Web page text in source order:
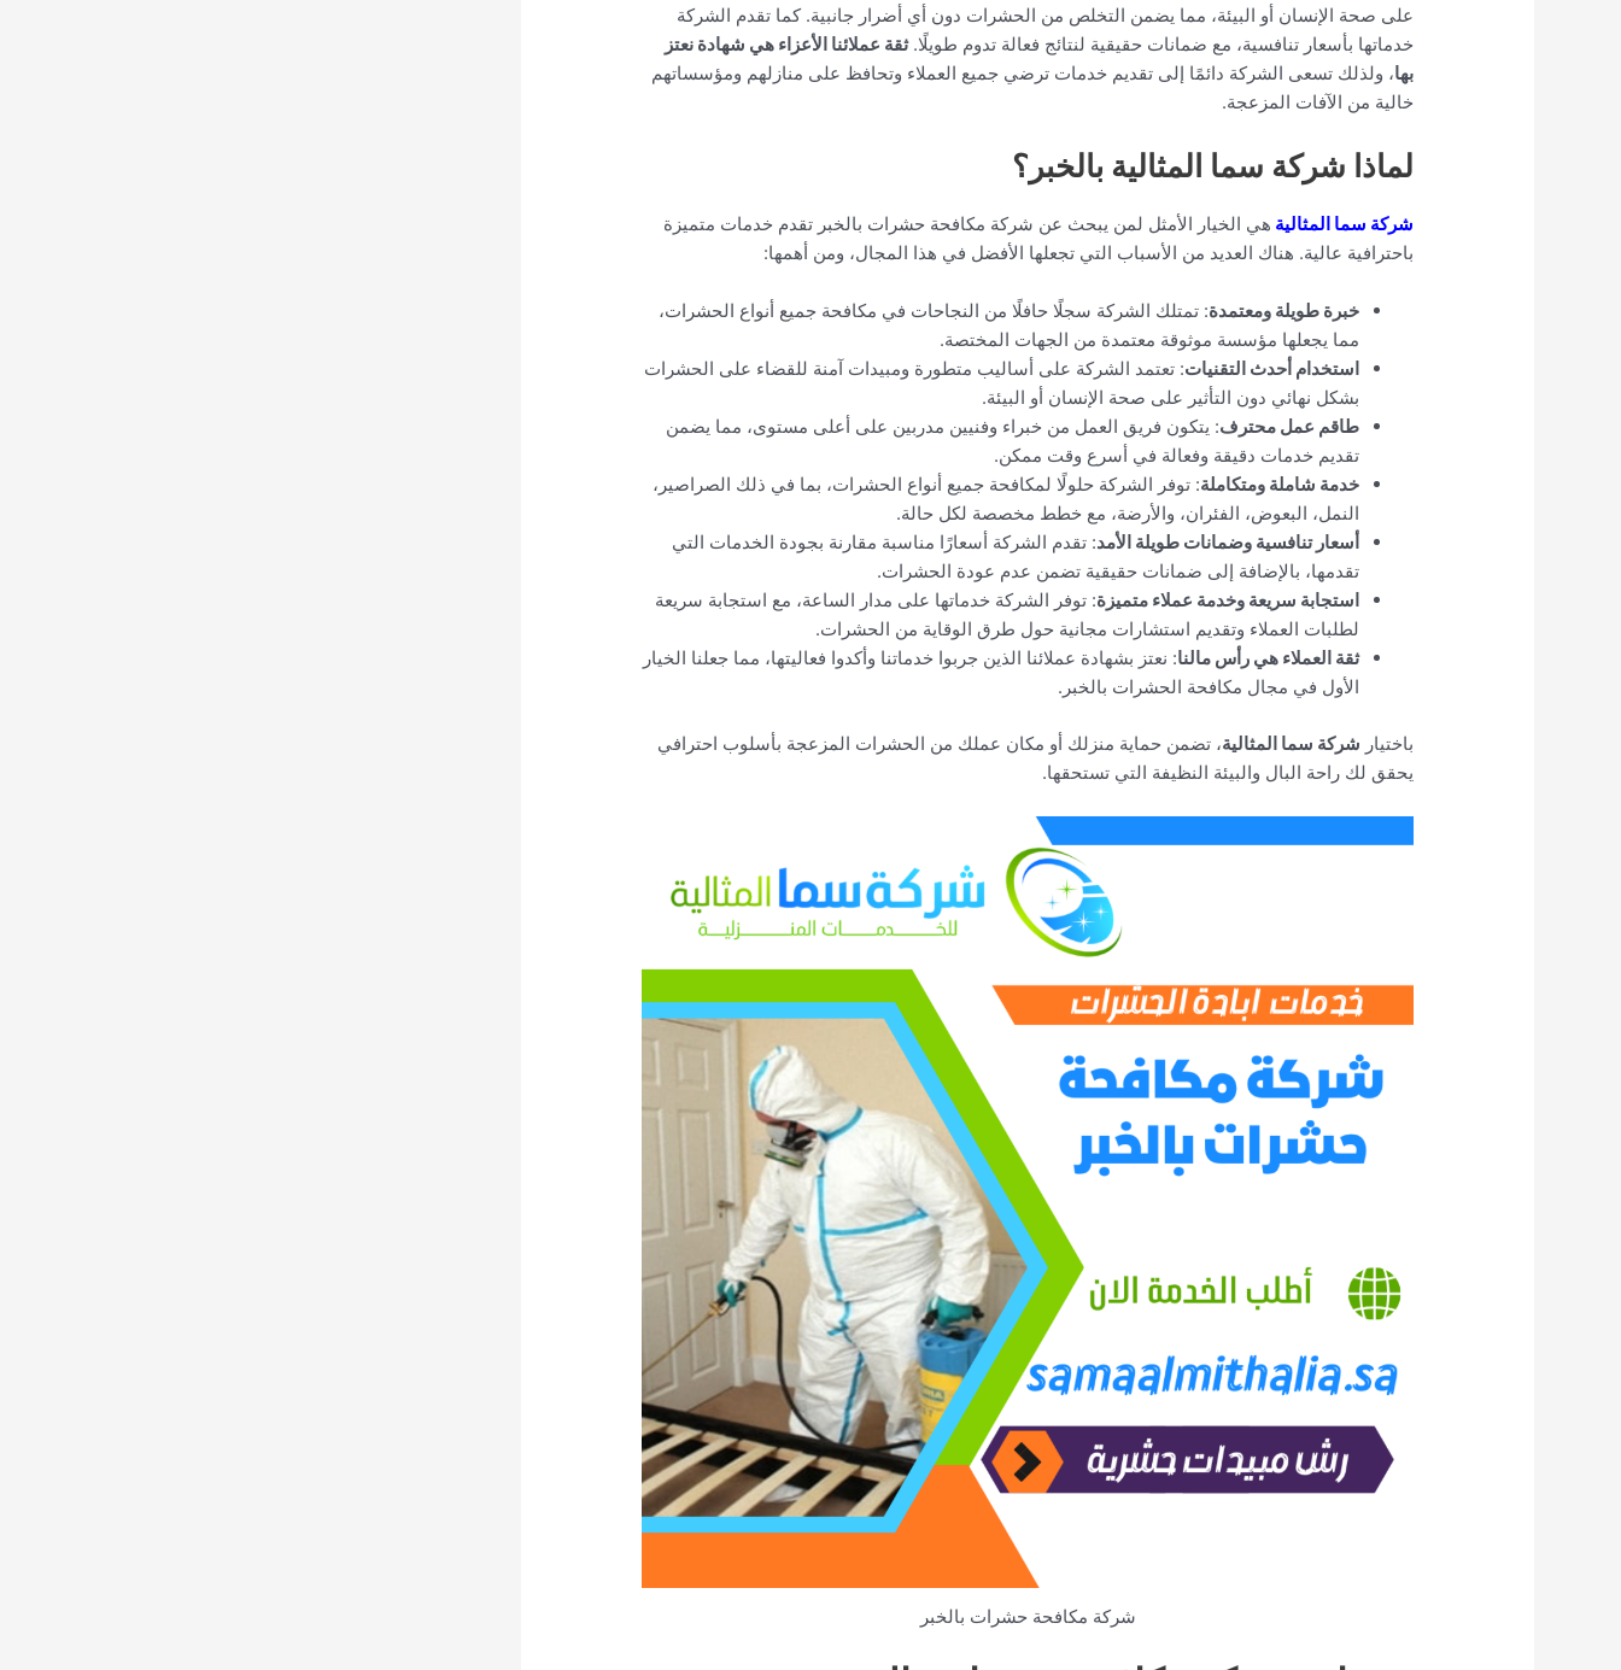
على صحة الإنسان أو البيئة، مما يضمن التخلص من الحشرات دون أي أضرار جانبية. كما تقدم الشركة
خدماتها بأسعار تنافسية، مع ضمانات حقيقية لنتائج فعالة تدوم طويلًا.ثقة عملائنا الأعزاء هي شهادة نعتز
بها، ولذلك تسعى الشركة دائمًا إلى تقديم خدمات ترضي جميع العملاء وتحافظ على منازلهم ومؤسساتهم
خالية من الآفات المزعجة.
لماذا شركة سما المثالية بالخبر؟
شركة سما المثالية هي الخيار الأمثل لمن يبحث عن شركة مكافحة حشرات بالخبر تقدم خدمات متميزة
باحترافية عالية. هناك العديد من الأسباب التي تجعلها الأفضل في هذا المجال، ومن أهمها:
خبرة طويلة ومعتمدة: تمتلك الشركة سجلًا حافلًا من النجاحات في مكافحة جميع أنواع الحشرات،
مما يجعلها مؤسسة موثوقة معتمدة من الجهات المختصة.
استخدام أحدث التقنيات: تعتمد الشركة على أساليب متطورة ومبيدات آمنة للقضاء على الحشرات
بشكل نهائي دون التأثير على صحة الإنسان أو البيئة.
طاقم عمل محترف: يتكون فريق العمل من خبراء وفنيين مدربين على أعلى مستوى، مما يضمن
تقديم خدمات دقيقة وفعالة في أسرع وقت ممكن.
خدمة شاملة ومتكاملة: توفر الشركة حلولًا لمكافحة جميع أنواع الحشرات، بما في ذلك الصراصير،
النمل، البعوض، الفئران، والأرضة، مع خطط مخصصة لكل حالة.
أسعار تنافسية وضمانات طويلة الأمد: تقدم الشركة أسعارًا مناسبة مقارنة بجودة الخدمات التي
تقدمها، بالإضافة إلى ضمانات حقيقية تضمن عدم عودة الحشرات.
استجابة سريعة وخدمة عملاء متميزة: توفر الشركة خدماتها على مدار الساعة، مع استجابة سريعة
لطلبات العملاء وتقديم استشارات مجانية حول طرق الوقاية من الحشرات.
ثقة العملاء هي رأس مالنا: نعتز بشهادة عملائنا الذين جربوا خدماتنا وأكدوا فعاليتها، مما جعلنا الخيار
الأول في مجال مكافحة الحشرات بالخبر.
باختيار شركة سما المثالية، تضمن حماية منزلك أو مكان عملك من الحشرات المزعجة بأسلوب احترافي
يحقق لك راحة البال والبيئة النظيفة التي تستحقها.
شركة مكافحة حشرات بالخبر